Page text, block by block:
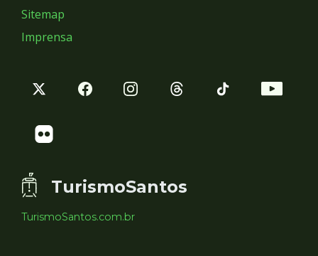
Sitemap
Imprensa
TurismoSantos
TurismoSantos.com.br